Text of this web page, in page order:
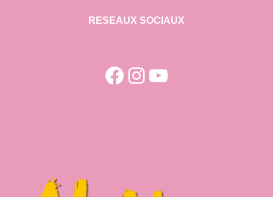
RESEAUX SOCIAUX
Facebook
Instagram
YouTube